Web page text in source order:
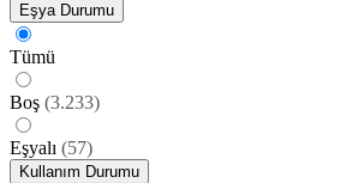
Eşya Durumu
Tümü
Boş (3.233)
Eşyalı (57)
Kullanım Durumu